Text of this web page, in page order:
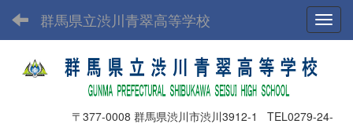
群馬県立渋川青翠高等学校
〒377-0008 群馬県渋川市渋川3912-1 TEL0279-24-